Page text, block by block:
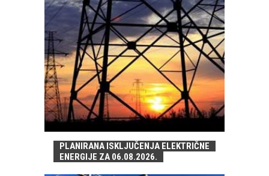
PLANIRANA ISKLJUČENJA ELEKTRIČNE
ENERGIJE ZA 06.08.2026.